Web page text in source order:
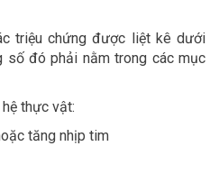
triệu chứng được liệt kê dưới
số đó phải nằm trong các mục
thực vật:
tăng nhịp tim